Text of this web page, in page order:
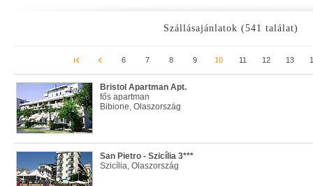
Szállásajánlatok (541 találat)
6 7 8 9 10 11 12 13
Bristol Apartman Apt.
fős apartman
Bibione, Olaszország
San Pietro - Szicília 3***
Szicília, Olaszország